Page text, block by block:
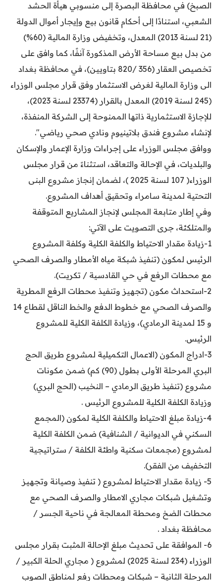
الصبخ) في محافظة البصرة إلى منسوبي هيأة الحشد
الشعبي، استنادًا إلى أحكام قانون بيع وإيجار أموال الدولة
(21 لسنة 2013) المعدل، وتخفيض وزارة المالية (60%)
من بدل بيع مساحة الأرض المذكورة آنفًا، كما وافق على
تخصيص العقار (356 /820 بتاويين)، في محافظة بغداد
الى وزارة المالية لغرض الاستثمار وفق قرار مجلس الوزراء
(245 لسنة 2019) المعدل بالقرار (23374 لسنة 2023)،
للإجازة الاستثمارية ذاتها الممنوحة إلى الشركة المنفذة،
لإنشاء مشروع فندق بلاتينيوم ونادي صحي رياضي".
ووافق مجلس الوزراء على إجراءات وزارة الإعمار والإسكان
والبلديات، في الإحالة والتعاقد، استثناءً من قرار مجلس
الوزراء( 107 لسنة 2025 )، لضمان إنجاز مشروع البنى
التحتية لمدينة سامراء وتحقيق أهداف المشروع.
وفي إطار متابعة المجلس لإنجاز المشاريع المتوقفة
والمتلكئة، جرى التصويت على الآتي:
1-زيادة مقدار الاحتياط والكلفة الكلية وكلفة المشروع
الرئيس لمكون (تنفيذ شبكة مياه الأمطار والصرف الصحي
مع محطات الرفع في حي القادسية / تكريت).
2-استحداث مكون (تجهيز وتنفيذ محطات الرفع المطرية
والصرف الصحي مع خطوط الدفع والخط الناقل لقطاع 14
و 15 لمدينة الرمادي)، وزيادة الكلفة الكلية للمشروع
الرئيس.
3-ادراج المكون (الاعمال التكميلية لمشروع طريق الحج
البري المرحلة الأولى بطول (90) كم) ضمن مكونات
مشروع (تنفيذ طريق الرمادي – النخيب (الحج البري)
وزيادة الكلفة الكلية للمشروع الرئيس .
4-زيادة مبلغ الاحتياط والكلفة الكلية لمكون (المجمع
السكني في الديوانية / الشنافية) ضمن الكلفة الكلية
لمشروع (مجمعات سكنية واطئة الكلفة / ستراتيجية
التخفيف من الفقر).
5- زيادة مقدار الاحتياط لمشروع ( تنفيذ وصيانة وتجهيز
وتشغيل شبكات مجاري الامطار والصرف الصحي مع
محطات الضخ ومحطة المعالجة في ناحية الجسر /
محافظة بغداد .
6- الموافقة على تحديث مبلغ الإحالة المثبت بقرار مجلس
الوزراء (234 لسنة 2025) لمشروع ( مجاري الحلة الكبير /
المرحلة الثانية – شبكات ومحطات رفع لمناطق الصوب